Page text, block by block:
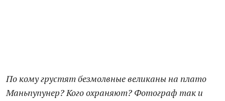
По кому грустят безмолвные великаны на плато
Маньпупунер? Кого охраняют? Фотограф так и